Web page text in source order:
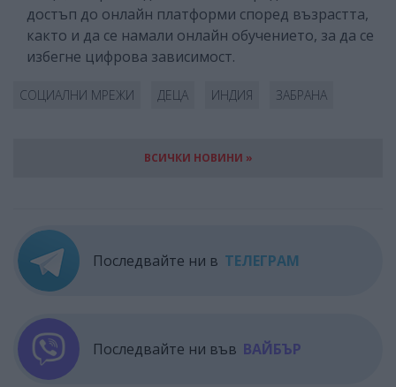
достъп до онлайн платформи според възрастта,
както и да се намали онлайн обучението, за да се
избегне цифрова зависимост.
СОЦИАЛНИ МРЕЖИ ДЕЦА ИНДИЯ ЗАБРАНА
ВСИЧКИ НОВИНИ »
Последвайте ни в ТЕЛЕГРАМ
Последвайте ни във ВАЙБЪР